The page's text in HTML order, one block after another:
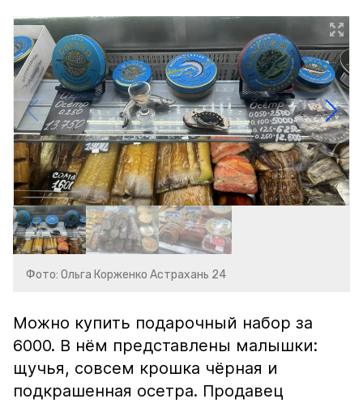
Фото: Ольга Корженко Астрахань 24
Можно купить подарочный набор за
6000. В нём представлены малышки:
щучья, совсем крошка чёрная и
подкрашенная осетра. Продавец